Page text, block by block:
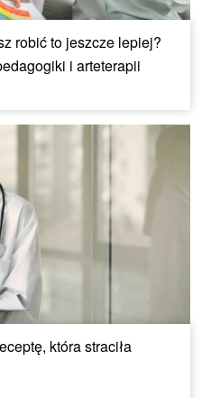
robić to jeszcze lepiej?
i arteterapii
która straciła